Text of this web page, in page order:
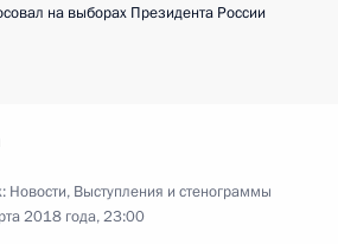
на выборах Президента России
Новости, Выступления и стенограммы
2018 года, 23:00